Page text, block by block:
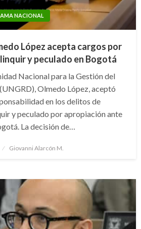
NACIONAL
López acepta cargos por
y peculado en Bogotá
Nacional para la Gestión del
Olmedo López, aceptó
en los delitos de
y peculado por apropiación ante
La decisión de…
Giovanni Alarcón M.